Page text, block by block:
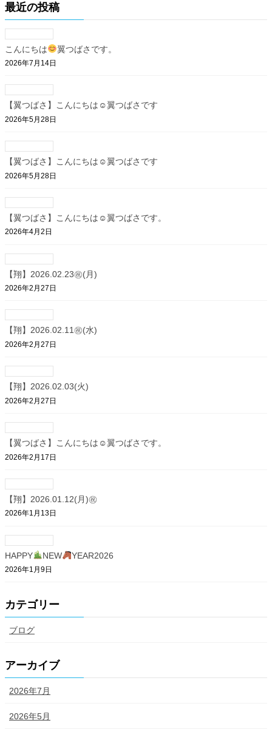
最近の投稿
こんにちは 翼つばさです。
2026年7月14日
【翼つばさ】こんにちは☺翼つばさです
2026年5月28日
【翼つばさ】こんにちは☺翼つばさです
2026年5月28日
【翼つばさ】こんにちは☺翼つばさです。
2026年4月2日
【翔】2026.02.23㊗(月)
2026年2月27日
【翔】2026.02.11㊗(水)
2026年2月27日
【翔】2026.02.03(火)
2026年2月27日
【翼つばさ】こんにちは☺翼つばさです。
2026年2月17日
【翔】2026.01.12(月)㊗
2026年1月13日
HAPPY NEW YEAR2026
2026年1月9日
カテゴリー
ブログ
アーカイブ
2026年7月
2026年5月